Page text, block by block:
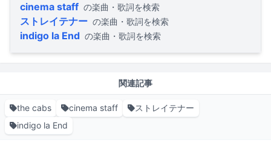
cinema staff の楽曲・歌詞を検索
ストレイテナー の楽曲・歌詞を検索
indigo la End の楽曲・歌詞を検索
関連記事
the cabs cinema staff
ストレイテナー
indigo la End